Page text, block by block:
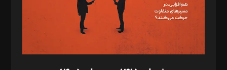
فیلمبرداری و عکاسی: امیر شفیعی، مانی لطفی زاده
گرافیک و صفحه‌آرایی: سید‌سبحان‌علی ثابت
مد‌یر توسعه تجاری: کامبیز برید‌
امور مالی: شاپور رهبری، محمد‌ کاظمی‌نیا